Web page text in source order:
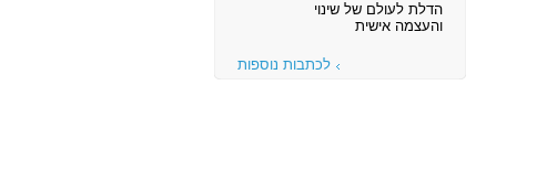
הדלת לעולם של שינוי
והעצמה אישית
לכתבות נוספות